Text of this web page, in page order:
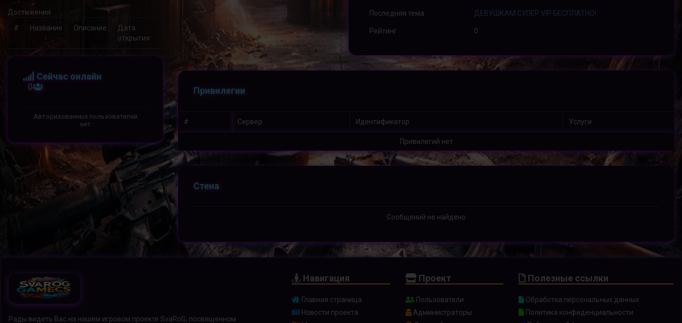
Последняя тема ДЕВУШКАМ СУПЕР VIP БЕСПЛАТНО!
Рейтинг 0
Привилегии
# Сервер Идентификатор Услуги
Привилегий нет
Стена
Сообщений не найдено
Достижения
#
Название Описание
Дата
открытия
Сейчас онлайн
0
Авторизованных пользователей
нет
Рады видеть Вас на нашем игровом проекте SvaRoG, посвященном
Навигация
Главная страница
Новости проекта
Проект
Пользователи
Администраторы
Полезные ссылки
Обработка персональных данных
Политика конфиденциальности